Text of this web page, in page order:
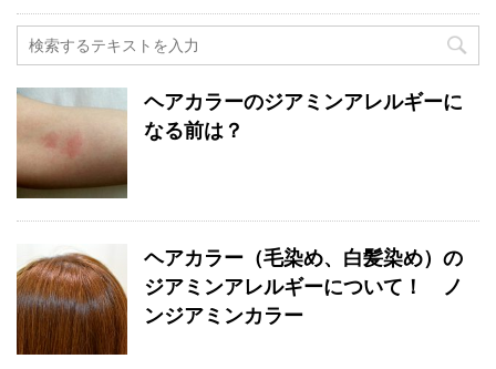
ヘアカラーのジアミンアレルギーに
なる前は？
ヘアカラー（毛染め、白髪染め）の
ジアミンアレルギーについて！ ノ
ンジアミンカラー